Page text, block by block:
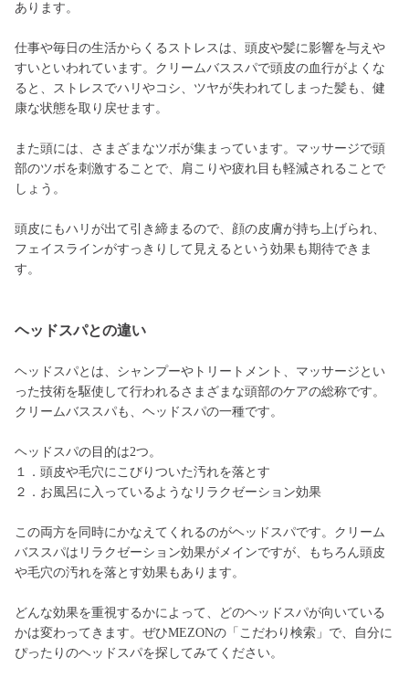
あります。
仕事や毎日の生活からくるストレスは、頭皮や髪に影響を与えや
すいといわれています。クリームバススパで頭皮の血行がよくな
ると、ストレスでハリやコシ、ツヤが失われてしまった髪も、健
康な状態を取り戻せます。
また頭には、さまざまなツボが集まっています。マッサージで頭
部のツボを刺激することで、肩こりや疲れ目も軽減されることで
しょう。
頭皮にもハリが出て引き締まるので、顔の皮膚が持ち上げられ、
フェイスラインがすっきりして見えるという効果も期待できま
す。
ヘッドスパとの違い
ヘッドスパとは、シャンプーやトリートメント、マッサージとい
った技術を駆使して行われるさまざまな頭部のケアの総称です。
クリームバススパも、ヘッドスパの一種です。
ヘッドスパの目的は2つ。
１．頭皮や毛穴にこびりついた汚れを落とす
２．お風呂に入っているようなリラクゼーション効果
この両方を同時にかなえてくれるのがヘッドスパです。クリーム
バススパはリラクゼーション効果がメインですが、もちろん頭皮
や毛穴の汚れを落とす効果もあります。
どんな効果を重視するかによって、どのヘッドスパが向いている
かは変わってきます。ぜひMEZONの「こだわり検索」で、自分に
ぴったりのヘッドスパを探してみてください。